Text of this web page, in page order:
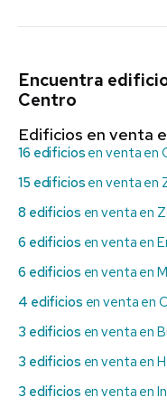
Encuentra
Centro
Edificios en venta
16 edificios en venta en
15 edificios en venta en
8 edificios en venta en
6 edificios en venta en
6 edificios en venta en
4 edificios en venta en
3 edificios en venta en
3 edificios en venta en
3 edificios en venta en